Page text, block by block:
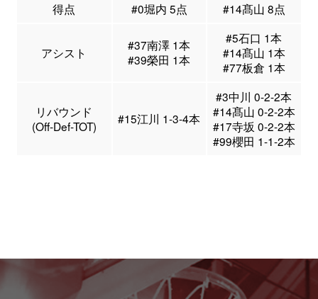
得点 #0堀内 5点 #14髙山 8点
アシスト
#37南澤 1本
#39榮田 1本
#5石口 1本
#14髙山 1本
#77板倉 1本
リバウンド
(Off-Def-TOT)
#15江川 1-3-4本
#3中川 0-2-2本
#14髙山 0-2-2本
#17寺坂 0-2-2本
#99櫻田 1-1-2本